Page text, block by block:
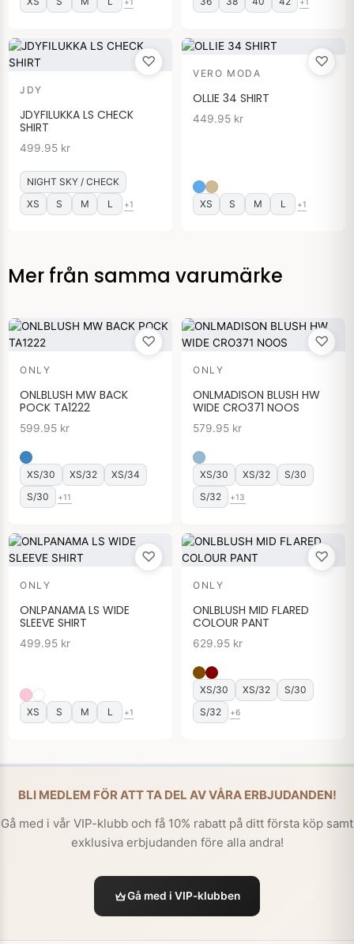
♡
JDY
JDYFILUKKA LS CHECK
SHIRT
499.95 kr
NIGHT SKY / CHECK
XS
S M L +1
♡
VERO MODA
OLLIE 34 SHIRT
449.95 kr
XS S M L +1
Mer från samma varumärke
♡
ONLY
ONLBLUSH MW BACK
POCK TA1222
599.95 kr
XS/30 XS/32
XS/34
S/30
+11
♡
ONLY
ONLMADISON BLUSH HW
WIDE CRO371 NOOS
579.95 kr
XS/30 XS/32
S/30
S/32
+13
♡
ONLY
ONLPANAMA LS WIDE
SLEEVE SHIRT
499.95 kr
XS S M L +1
♡
ONLY
ONLBLUSH MID FLARED
COLOUR PANT
629.95 kr
XS/30 XS/32
S/30
S/32
+6
BLI MEDLEM FÖR ATT TA DEL AV VÅRA ERBJUDANDEN!
Gå med i vår VIP-klubb och få 10% rabatt på ditt första köp samt
exklusiva erbjudanden före alla andra!
Gå med i VIP-klubben